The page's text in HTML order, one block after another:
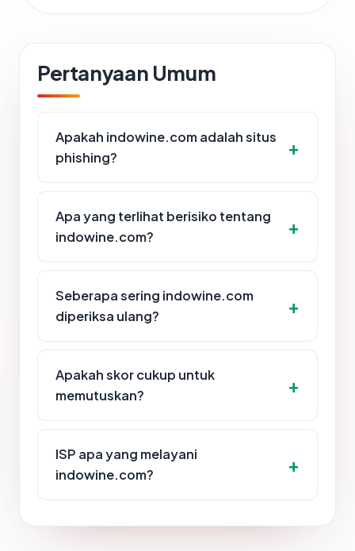
Pertanyaan Umum
Apakah indowine.com adalah situs
phishing?
Apa yang terlihat berisiko tentang
indowine.com?
Seberapa sering indowine.com
diperiksa ulang?
Apakah skor cukup untuk
memutuskan?
ISP apa yang melayani
indowine.com?